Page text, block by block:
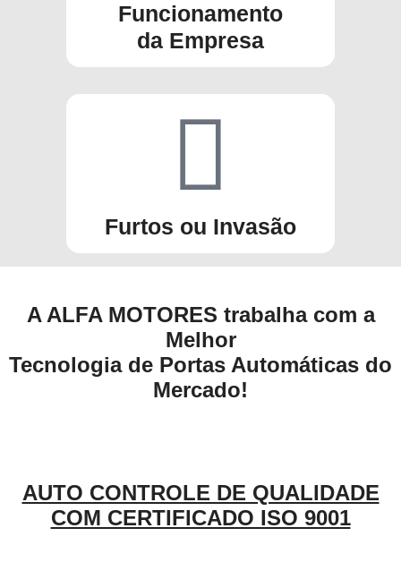
Funcionamento
da Empresa
Furtos ou Invasão
A ALFA MOTORES trabalha com a
Melhor
Tecnologia de Portas Automáticas do
Mercado!
AUTO CONTROLE DE QUALIDADE
COM CERTIFICADO ISO 9001